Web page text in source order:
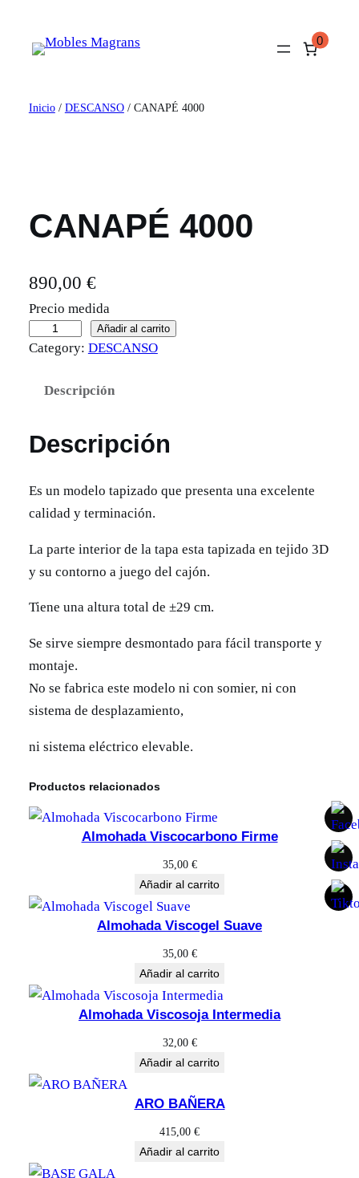
contenido
0
Inicio/ DESCANSO/ CANAPÉ 4000
CANAPÉ 4000
890,00 €
Precio medida
A
É
0
0
c
a
n
i
d
a
d
Añadir al carrito
Category: DESCANSO
Descripción
Descripción
Es un modelo tapizado que presenta una excelente
calidad y terminación.
La parte interior de la tapa esta tapizada en tejido 3D
y su contorno a juego del cajón.
Tiene una altura total de ±29 cm.
Se sirve siempre desmontado para fácil transporte y
montaje.
No se fabrica este modelo ni con somier, ni con
sistema de desplazamiento,
ni sistema eléctrico elevable.
Productos relacionados
Almohada Viscocarbono Firme
35,00 €
Añadir al carrito
Almohada Viscogel Suave
35,00 €
Añadir al carrito
Almohada Viscosoja Intermedia
32,00 €
Añadir al carrito
ARO BAÑERA
415,00 €
Añadir al carrito